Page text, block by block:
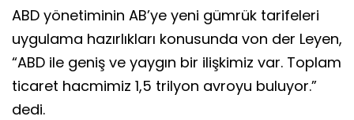
ABD yönetiminin AB’ye yeni gümrük tarifeleri
uygulama hazırlıkları konusunda von der Leyen,
“ABD ile geniş ve yaygın bir ilişkimiz var. Toplam
ticaret hacmimiz 1,5 trilyon avroyu buluyor.”
dedi.